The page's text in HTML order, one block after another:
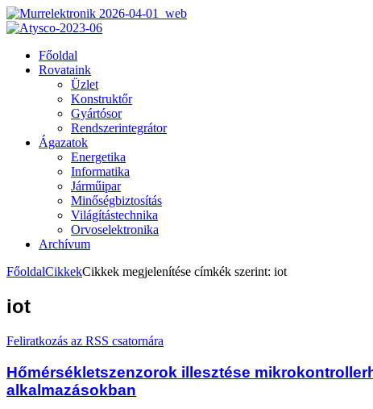
Főoldal
Rovataink
Üzlet
Konstruktőr
Gyártósor
Rendszerintegrátor
Ágazatok
Energetika
Informatika
Járműipar
Minőségbiztosítás
Világítástechnika
Orvoselektronika
Archívum
FőoldalCikkekCikkek megjelenítése címkék szerint: iot
iot
Feliratkozás az RSS csatornára
Hőmérsékletszenzorok illesztése
alkalmazásokban